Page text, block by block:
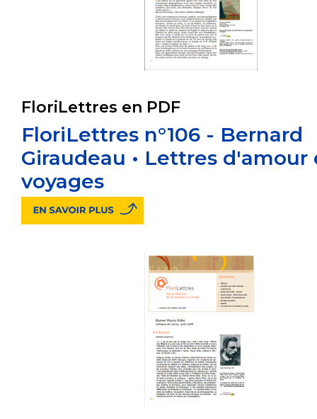
FloriLettres en PDF
FloriLettres n°106 - Bernard
Giraudeau • Lettres d'amour
voyages